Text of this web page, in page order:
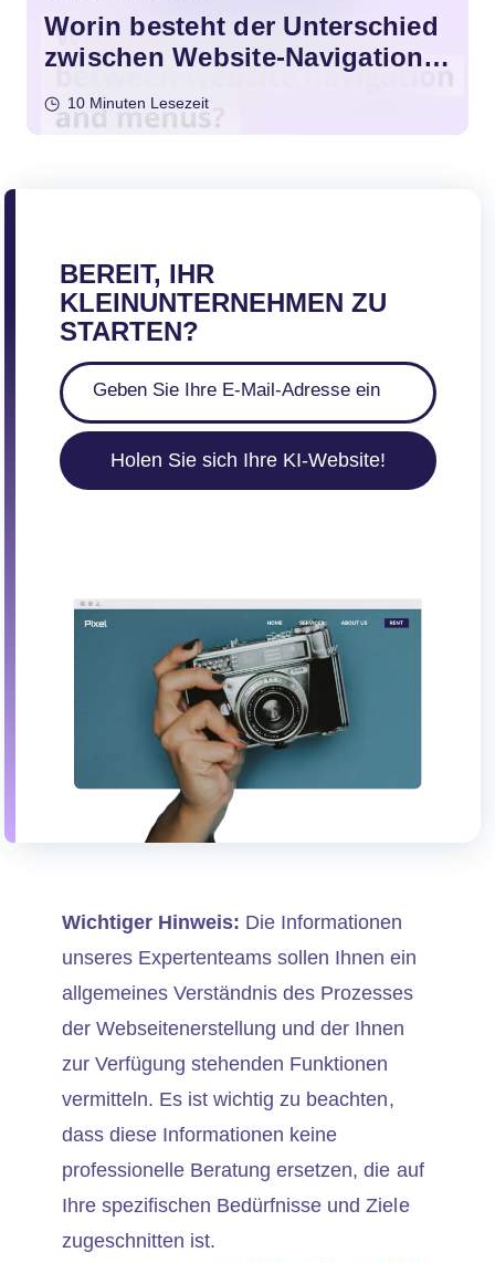
Worin besteht der Unterschied
zwischen Website-Navigation
10 Minuten Lesezeit
BEREIT, IHR
KLEINUNTERNEHMEN ZU
STARTEN?
Holen Sie sich Ihre KI-Website!
Wichtiger Hinweis: Die Informationen
unseres Expertenteams sollen Ihnen ein
allgemeines Verständnis des Prozesses
der Webseitenerstellung und der Ihnen
zur Verfügung stehenden Funktionen
vermitteln. Es ist wichtig zu beachten,
dass diese Informationen keine
professionelle Beratung ersetzen, die auf
Ihre spezifischen Bedürfnisse und Ziele
zugeschnitten ist.